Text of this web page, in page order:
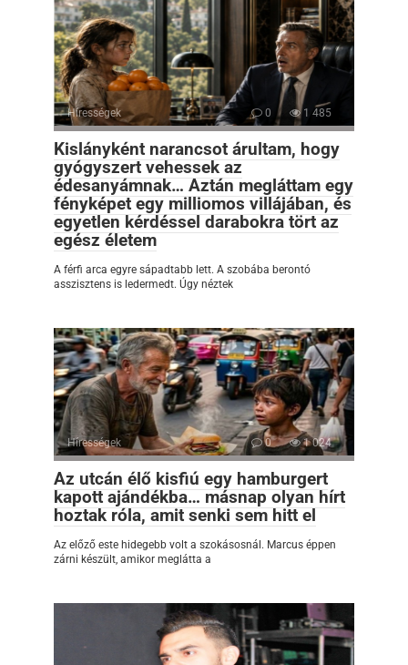
Hírességek 0 1 485
Kislányként narancsot árultam, hogy
gyógyszert vehessek az
édesanyámnak… Aztán megláttam egy
fényképet egy milliomos villájában, és
egyetlen kérdéssel darabokra tört az
egész életem
A férfi arca egyre sápadtabb lett. A szobába berontó
asszisztens is ledermedt. Úgy néztek
Hírességek 0 1 024
Az utcán élő kisfiú egy hamburgert
kapott ajándékba… másnap olyan hírt
hoztak róla, amit senki sem hitt el
Az előző este hidegebb volt a szokásosnál. Marcus éppen
zárni készült, amikor meglátta a